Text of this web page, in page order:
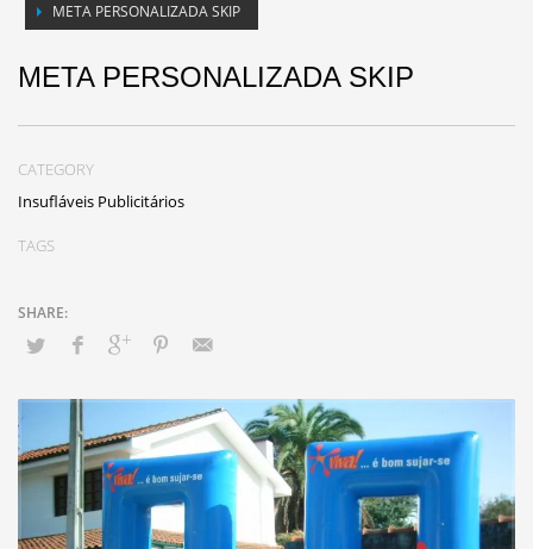
META PERSONALIZADA SKIP
META PERSONALIZADA SKIP
CATEGORY
Insufláveis Publicitários
TAGS